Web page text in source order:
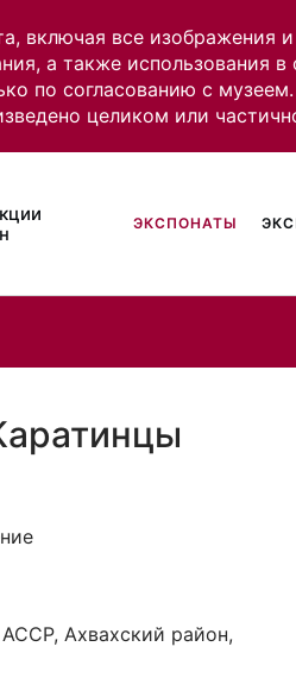
включая все изображения
а также использования
по согласованию с
целиком или
ЭКСПОНАТЫ
Ахвахский район,